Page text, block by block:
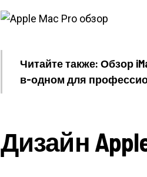
Читайте также: Обзор
в-одном для
Дизайн